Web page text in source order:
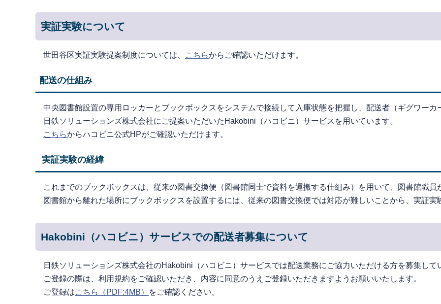
実証実験について
世田谷区実証実験提案制度については、 こちらからご確認いただけます。
配送の仕組み
中央図書館設置の専用ロッカーとブックボックスをシステムで接続して入庫状態を把握し、配送者（ギグワーカ
日鉄ソリューションズ株式会社にご提案いただいたHakobini（ハコビニ）サービスを用いています。
こちらからハコビニ公式HPがご確認いただけます。
実証実験の経緯
これまでのブックボックスは、従来の図書交換便（図書館同士で資料を運搬する仕組み）を用いて、図書館職員
図書館から離れた場所にブックボックスを設置するには、従来の図書交換便では対応が難しいことから、実証実
Hakobini（ハコビニ）サービスでの配送者募集について
日鉄ソリューションズ株式会社のHakobini（ハコビニ）サービスでは配送業務にご協力いただける方を募集して
ご登録の際は、利用規約をご確認いただき、内容に同意のうえご登録いただきますようお願いいたします。
ご登録はこちら （PDF:4MB） をご確認ください。